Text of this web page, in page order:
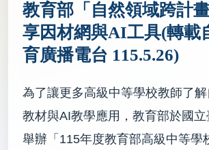
教育部「自然領域跨計
享因材網與AI工具(轉載
育廣播電台 115.5.26)
為了讓更多高級中等學校教師了
教材與AI教學應用，教育部於國
舉辦「115年度教育部高級中等學